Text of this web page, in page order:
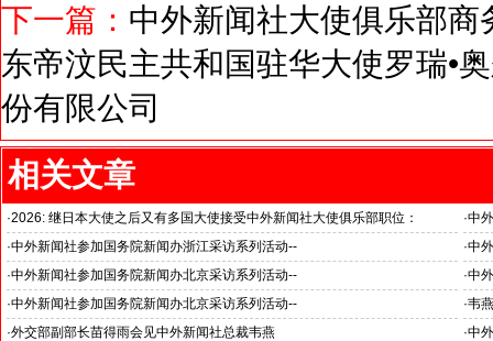
下一篇： 中外新闻社大使俱乐部商
东帝汶民主共和国驻华大使罗瑞•
份有限公司
相关文章
·2026: 继日本大使之后又有多国大使接受中外新闻社大使俱乐部职位：
国之交在于民相亲, 民相亲在于心相通
·中
·中外新闻社参加国务院新闻办浙江采访系列活动--
推动科技创新和产业创新深度融合
·中
“科
·中外新闻社参加国务院新闻办北京采访系列活动--
见证科技创新和产业创新高质量发展
·中
小
·中外新闻社参加国务院新闻办北京采访系列活动--
北京人形机器人创新中心打造具有全球影响力的应用示范高地
·韦
与
·外交部副部长苗得雨会见中外新闻社总裁韦燕 ·中